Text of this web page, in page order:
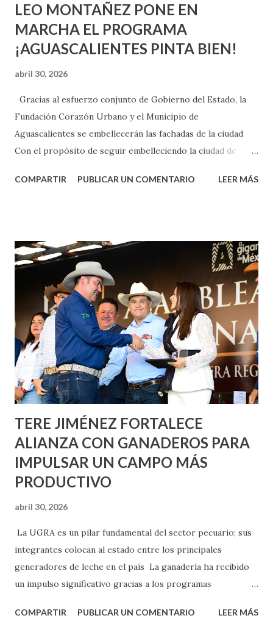
LEO MONTAÑEZ PONE EN
MARCHA EL PROGRAMA
¡AGUASCALIENTES PINTA BIEN!
abril 30, 2026
Gracias al esfuerzo conjunto de Gobierno del Estado, la
Fundación Corazón Urbano y el Municipio de
Aguascalientes se embellecerán las fachadas de la ciudad
Con el propósito de seguir embelleciendo la ciudad de
municipal, Leo Montañez dio inicio al programa
Corazón Urbano y el Municipio capital. Leo Montañez
informó que en este programa se usarán cerca de 90 mil
metros cuadrados de pintura, para dar inicio en la calle
Nieto, entre Jesús F. Elizondo y la calle 22 de Octubre, con
lo que se aplicará pintura en 66 casas. Posteriormente se
llevará este programa a Villas de Nuestra Señora de la
Asunción, Avenida Alameda y Decreto 27 de Septiembre, en
los edificios FOVISSSTE Ojo de Agua, en la comunidad
Norias de Paso Hondo y en los edificios de...
COMPARTIR PUBLICAR UN COMENTARIO LEER MÁS
TERE JIMÉNEZ FORTALECE
ALIANZA CON GANADEROS PARA
IMPULSAR UN CAMPO MÁS
PRODUCTIVO
abril 30, 2026
La UGRA es un pilar fundamental del sector pecuario; sus
integrantes colocan al estado entre los principales
generadores de leche en el país La ganadería ha recibido
un impulso significativo gracias a los programas
muestra de su respaldo firme y decidido al campo, la
COMPARTIR PUBLICAR UN COMENTARIO LEER MÁS